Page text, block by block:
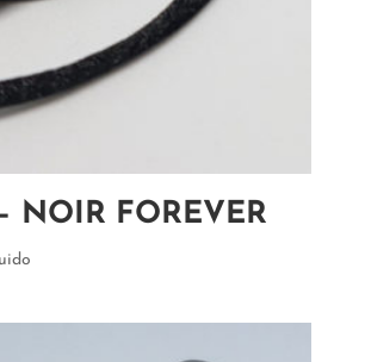
NOIR FOREVER